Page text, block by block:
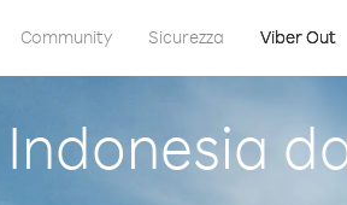
Community Sicurezza Viber Out